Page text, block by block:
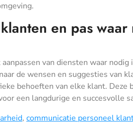
en pas
van diensten waar
de wensen en suggesties van
behoeften van elke klant. Deze
een langdurige en succesvolle
, communicatie personeel